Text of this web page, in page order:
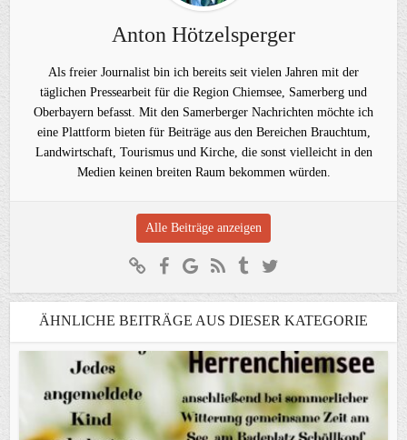
Anton Hötzelsperger
Als freier Journalist bin ich bereits seit vielen Jahren mit der
täglichen Pressearbeit für die Region Chiemsee, Samerberg und
Oberbayern befasst. Mit den Samerberger Nachrichten möchte ich
eine Plattform bieten für Beiträge aus den Bereichen Brauchtum,
Landwirtschaft, Tourismus und Kirche, die sonst vielleicht in den
Medien keinen breiten Raum bekommen würden.
Alle Beiträge anzeigen
ÄHNLICHE BEITRÄGE AUS DIESER KATEGORIE